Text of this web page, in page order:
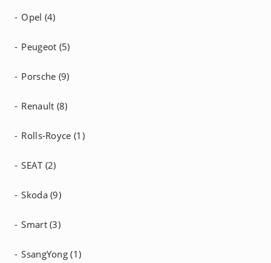
Opel (4)
Peugeot (5)
Porsche (9)
Renault (8)
Rolls-Royce (1)
SEAT (2)
Skoda (9)
Smart (3)
SsangYong (1)